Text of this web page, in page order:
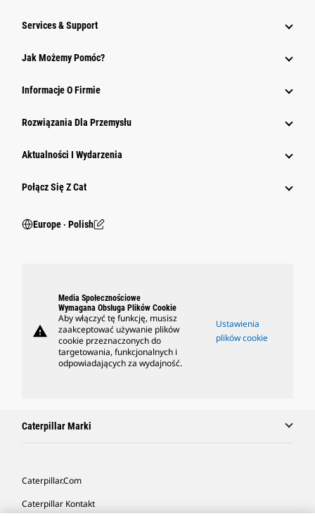
Services & Support
Jak Możemy Pomóc?
Informacje O Firmie
Rozwiązania Dla Przemysłu
Aktualności I Wydarzenia
Połącz Się Z Cat
Europe ‧ Polish
warning
Media Społecznościowe
Wymagana Obsługa Plików Cookie
Aby włączyć tę funkcję, musisz
zaakceptować używanie plików
cookie przeznaczonych do
targetowania, funkcjonalnych i
odpowiadających za wydajność.
Ustawienia
plików cookie
Caterpillar Marki
Caterpillar.com
Caterpillar Kontakt